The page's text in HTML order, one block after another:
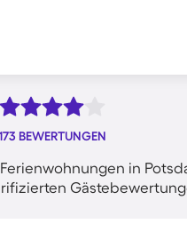
BEWERTUNGEN
in